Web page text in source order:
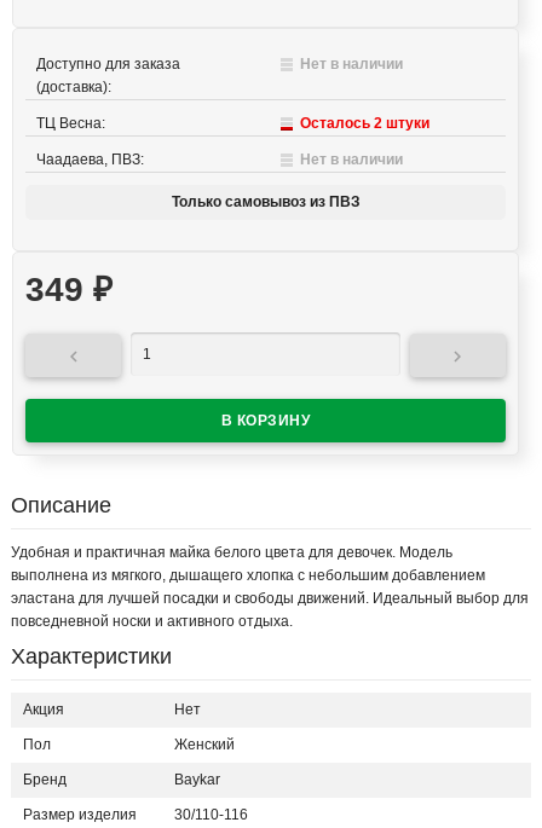
Доступно для заказа
(доставка):
Нет в наличии
ТЦ Весна: Осталось 2 штуки
Чаадаева, ПВЗ: Нет в наличии
Только самовывоз из ПВЗ
349 ₽
 
Описание
Удобная и практичная майка белого цвета для девочек. Модель
выполнена из мягкого, дышащего хлопка с небольшим добавлением
эластана для лучшей посадки и свободы движений. Идеальный выбор для
повседневной носки и активного отдыха.
Характеристики
Акция Нет
Пол Женский
Бренд Baykar
Размер изделия 30/110-116